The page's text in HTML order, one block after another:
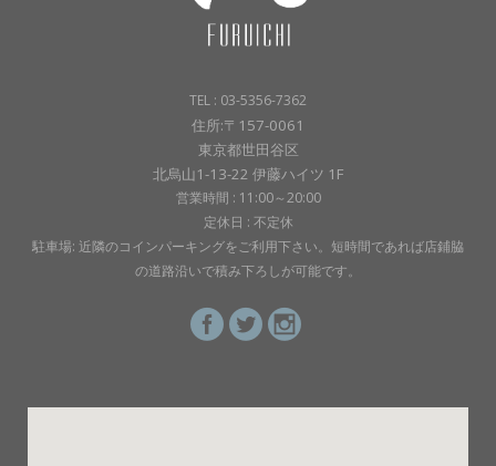
TEL : 03-5356-7362
住所:〒157-0061
東京都世田谷区
北烏山1-13-22 伊藤ハイツ 1F
営業時間 : 11:00～20:00
定休日 : 不定休
駐車場: 近隣のコインパーキングをご利用下さい。短時間であれば店鋪脇
の道路沿いで積み下ろしが可能です。